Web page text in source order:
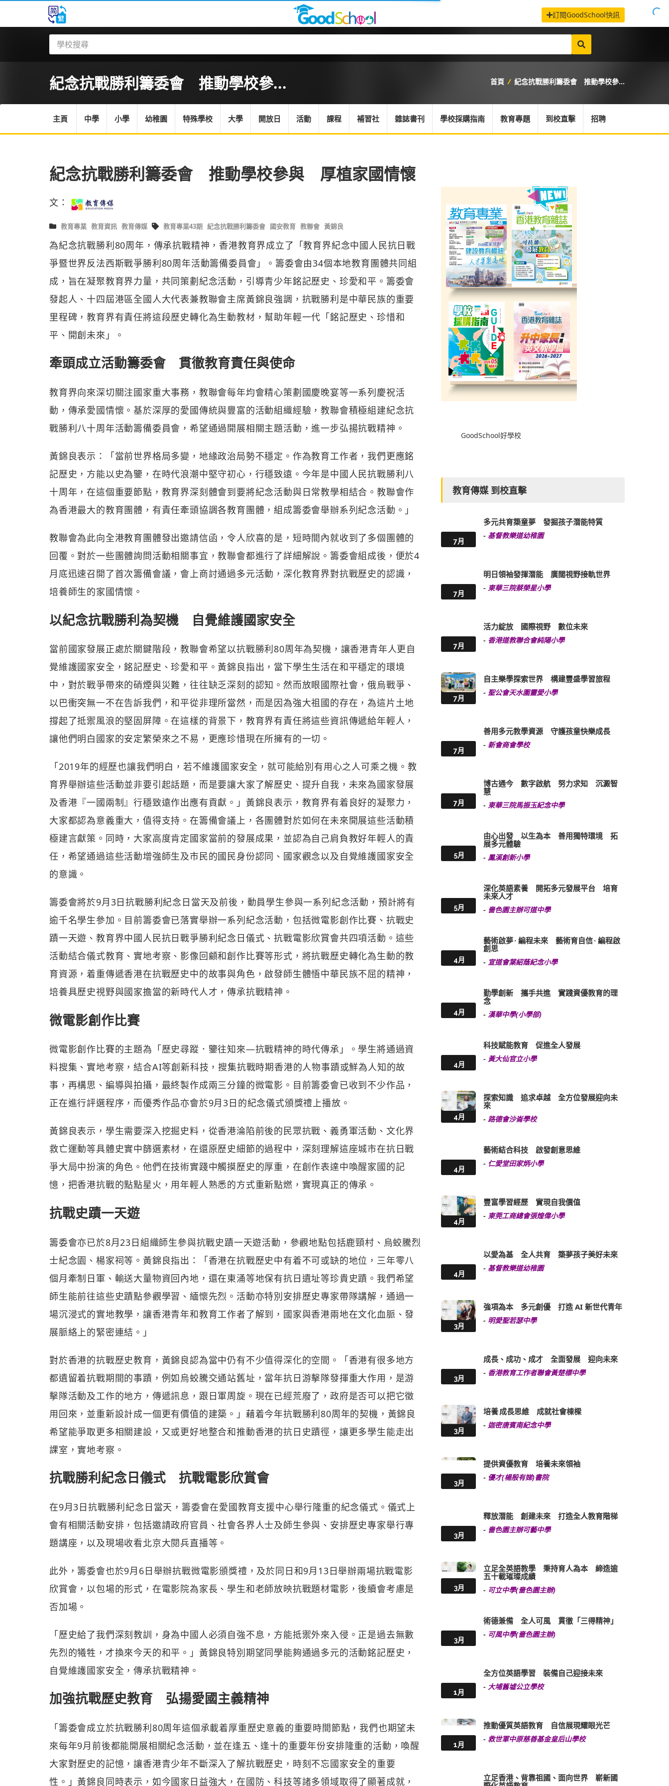
訂閱GoodSchool快訊
紀念抗戰勝利籌委會 推動學校參... 首頁 / 紀念抗戰勝利籌委會 推動學校參...
主頁 中學 小學 幼稚園 特殊學校 大學 開放日 活動 課程 補習社 雜誌書刊 學校採購指南 教育專題 到校直擊 招聘
紀念抗戰勝利籌委會 推動學校參與 厚植家國情懷
文：
教育專業 教育資訊 教育傳媒 教育專業43期 紀念抗戰勝利籌委會 國安教育 教聯會 黃錦良
為紀念抗戰勝利80周年，傳承抗戰精神，香港教育界成立了「教育界紀念中國人民抗日戰
爭暨世界反法西斯戰爭勝利80周年活動籌備委員會」。籌委會由34個本地教育團體共同組
成，旨在凝聚教育界力量，共同策劃紀念活動，引導青少年銘記歷史、珍愛和平。籌委會
發起人、十四屆港區全國人大代表兼教聯會主席黃錦良強調，抗戰勝利是中華民族的重要
里程碑，教育界有責任將這段歷史轉化為生動教材，幫助年輕一代「銘記歷史、珍惜和
平、開創未來」。
牽頭成立活動籌委會 貫徹教育責任與使命
教育界向來深切關注國家重大事務，教聯會每年均會精心策劃國慶晚宴等一系列慶祝活
動，傳承愛國情懷。基於深厚的愛國傳統與豐富的活動組織經驗，教聯會積極組建紀念抗
戰勝利八十周年活動籌備委員會，希望通過開展相關主題活動，進一步弘揚抗戰精神。
黃錦良表示：「當前世界格局多變，地緣政治局勢不穩定。作為教育工作者，我們更應銘
記歷史，方能以史為鑒，在時代浪潮中堅守初心，行穩致遠。今年是中國人民抗戰勝利八
十周年，在這個重要節點，教育界深刻體會到要將紀念活動與日常教學相結合。教聯會作
為香港最大的教育團體，有責任牽頭協調各教育團體，組成籌委會舉辦系列紀念活動。」
教聯會為此向全港教育團體發出邀請信函，令人欣喜的是，短時間內就收到了多個團體的
回覆。對於一些團體詢問活動相關事宜，教聯會都進行了詳細解說。籌委會組成後，便於4
月底迅速召開了首次籌備會議，會上商討通過多元活動，深化教育界對抗戰歷史的認識，
培養師生的家國情懷。
以紀念抗戰勝利為契機 自覺維護國家安全
當前國家發展正處於關鍵階段，教聯會希望以抗戰勝利80周年為契機，讓香港青年人更自
覺維護國家安全，銘記歷史、珍愛和平。黃錦良指出，當下學生生活在和平穩定的環境
中，對於戰爭帶來的硝煙與災難，往往缺乏深刻的認知。然而放眼國際社會，俄烏戰爭、
以巴衝突無一不在告訴我們，和平從非理所當然，而是因為強大祖國的存在，為這片土地
撐起了抵禦風浪的堅固屏障。在這樣的背景下，教育界有責任將這些資訊傳遞給年輕人，
讓他們明白國家的安定繁榮來之不易，更應珍惜現在所擁有的一切。
「2019年的經歷也讓我們明白，若不維護國家安全，就可能給別有用心之人可乘之機。教
育界舉辦這些活動並非要引起話題，而是要讓大家了解歷史、提升自我，未來為國家發展
及香港『一國兩制』行穩致遠作出應有貢獻。」黃錦良表示，教育界有着良好的凝聚力，
大家都認為意義重大，值得支持。在籌備會議上，各團體對於如何在未來開展這些活動積
極建言獻策。同時，大家高度肯定國家當前的發展成果，並認為自己肩負教好年輕人的責
任，希望通過這些活動增強師生及市民的國民身份認同、國家觀念以及自覺維護國家安全
的意識。
籌委會將於9月3日抗戰勝利紀念日當天及前後，動員學生參與一系列紀念活動，預計將有
逾千名學生參加。目前籌委會已落實舉辦一系列紀念活動，包括微電影創作比賽、抗戰史
蹟一天遊、教育界中國人民抗日戰爭勝利紀念日儀式、抗戰電影欣賞會共四項活動。這些
活動結合儀式教育、實地考察、影像回顧和創作比賽等形式，將抗戰歷史轉化為生動的教
育資源，着重傳遞香港在抗戰歷史中的故事與角色，啟發師生體悟中華民族不屈的精神，
培養具歷史視野與國家擔當的新時代人才，傳承抗戰精神。
微電影創作比賽
微電影創作比賽的主題為「歷史尋蹤．鑒往知來—抗戰精神的時代傳承」。學生將通過資
料搜集、實地考察，結合AI等創新科技，搜集抗戰時期香港的人物事蹟或鮮為人知的故
事，再構思、編導與拍攝，最終製作成兩三分鐘的微電影。目前籌委會已收到不少作品，
正在進行評選程序，而優秀作品亦會於9月3日的紀念儀式頒獎禮上播放。
黃錦良表示，學生需要深入挖掘史料，從香港淪陷前後的民眾抗戰、義勇軍活動、文化界
救亡運動等具體史實中篩選素材，在還原歷史細節的過程中，深刻理解這座城市在抗日戰
爭大局中扮演的角色。他們在技術實踐中觸摸歷史的厚重，在創作表達中喚醒家國的記
憶，把香港抗戰的點點星火，用年輕人熟悉的方式重新點燃，實現真正的傳承。
抗戰史蹟一天遊
籌委會亦已於8月23日組織師生參與抗戰史蹟一天遊活動，參觀地點包括鹿頸村、烏蛟騰烈
士紀念園、楊家祠等。黃錦良指出：「香港在抗戰歷史中有着不可或缺的地位，三年零八
個月牽制日軍、輸送大量物資回內地，還在東涌等地保有抗日遺址等珍貴史蹟。我們希望
師生能前往這些史蹟點參觀學習、緬懷先烈。活動亦特別安排歷史專家帶隊講解，通過一
場沉浸式的實地教學，讓香港青年和教育工作者了解到，國家與香港兩地在文化血脈、發
展脈絡上的緊密連結。」
對於香港的抗戰歷史教育，黃錦良認為當中仍有不少值得深化的空間。「香港有很多地方
都遺留着抗戰期間的事蹟，例如烏蛟騰交通站舊址，當年抗日游擊隊發揮重大作用，是游
擊隊活動及工作的地方，傳遞訊息，跟日軍周旋。現在已經荒廢了，政府是否可以把它徵
用回來，並重新設計成一個更有價值的建築。」藉着今年抗戰勝利80周年的契機，黃錦良
希望能爭取更多相關建設，又或更好地整合和推動香港的抗日史蹟徑，讓更多學生能走出
課室，實地考察。
抗戰勝利紀念日儀式 抗戰電影欣賞會
在9月3日抗戰勝利紀念日當天，籌委會在愛國教育支援中心舉行隆重的紀念儀式。儀式上
會有相關活動安排，包括邀請政府官員、社會各界人士及師生參與、安排歷史專家舉行專
題講座，以及現場收看北京大閱兵直播等。
此外，籌委會也於9月6日舉辦抗戰微電影頒獎禮，及於同日和9月13日舉辦兩場抗戰電影
欣賞會，以包場的形式，在電影院為家長、學生和老師放映抗戰題材電影，後續會考慮是
否加場。
「歷史給了我們深刻教訓，身為中國人必須自強不息，方能抵禦外來入侵。正是過去無數
先烈的犧牲，才換來今天的和平。」黃錦良特別期望同學能夠通過多元的活動銘記歷史，
自覺維護國家安全，傳承抗戰精神。
加強抗戰歷史教育 弘揚愛國主義精神
「籌委會成立於抗戰勝利80周年這個承載着厚重歷史意義的重要時間節點，我們也期望未
來每年9月前後都能開展相關紀念活動，並在逢五、逢十的重要年份安排隆重的活動，喚醒
大家對歷史的記憶，讓香港青少年不斷深入了解抗戰歷史，時刻不忘國家安全的重要
性。」黃錦良同時表示，如今國家日益強大，在國防、科技等諸多領域取得了顯著成就，
GoodSchool好學校
教育傳媒 到校直擊
7月
多元共育築童夢 發掘孩子潛能特質
- 基督教樂道幼稚園
7月
明日領袖發揮潛能 廣闊視野接軌世界
-東華三院蔡榮星小學
7月
活力綻放 國際視野 數位未來
- 香港道教聯合會純陽小學
7月
自主樂學探索世界 構建豐盛學習旅程
-聖公會天水圍靈愛小學
7月
善用多元教學資源 守護孩童快樂成長
-新會商會學校
7月
博古通今 數字啟航 努力求知 沉澱智
慧
-東華三院馬振玉紀念中學
5月
由心出發 以生為本 善用獨特環境 拓
展多元體驗
-鳳溪創新小學
5月
深化英語素養 開拓多元發展平台 培育
未來人才
- 嗇色園主辦可道中學
4月
藝術啟夢 · 編程未來 藝術育自信 · 編程啟
創思
- 宣道會葉紹蔭紀念小學
4月
勤學創新 攜手共進 實踐資優教育的理
念
- 漢華中學(小學部)
4月
科技賦能教育 促進全人發展
-黃大仙官立小學
4月
探索知識 追求卓越 全方位發展迎向未
來
-路德會沙崙學校
4月
藝術結合科技 啟發創意思維
- 仁愛堂田家炳小學
4月
豐富學習經歷 實現自我價值
-東莞工商總會張煌偉小學
4月
以愛為基 全人共育 築夢孩子美好未來
- 基督教樂道幼稚園
3月
強項為本 多元創優 打造 AI 新世代青年
- 明愛聖若瑟中學
3月
成長、成功、成才 全面發展 迎向未來
- 香港教育工作者聯會黃楚標中學
3月
培養 成長思維 成就社會棟樑
-迦密唐賓南紀念中學
3月
提供資優教育 培養未來領袖
- 優才(楊殷有娣)書院
3月
釋放潛能 創建未來 打造全人教育階梯
- 嗇色園主辦可藝中學
3月
立足全英語教學 秉持育人為本 締造逾
五十載璀璨成績
- 可立中學(嗇色園主辦)
3月
術德兼備 全人可風 貫徹「三得精神」
- 可風中學(嗇色園主辦)
1月
全方位英語學習 裝備自己迎接未來
-大埔舊墟公立學校
1月
推動優質英語教育 自信展現耀眼光芒
- 救世軍中原慈善基金皇后山學校
立足香港、背靠祖國、面向世界 嶄新國